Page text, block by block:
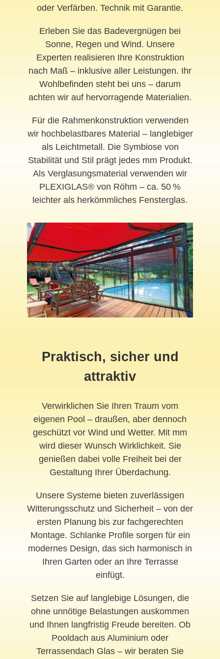
oder Verfärben. Technik mit Garantie.
Erleben Sie das Badevergnügen bei
Sonne, Regen und Wind. Unsere
Experten realisieren Ihre Konstruktion
nach Maß – inklusive aller Leistungen. Ihr
Wohlbefinden steht bei uns – darum
achten wir auf hervorragende Materialien.
Für die Rahmenkonstruktion verwenden
wir hochbelastbares Material – langlebiger
als Leichtmetall. Die Symbiose von
Stabilität und Stil prägt jedes mm Produkt.
Als Verglasungsmaterial verwenden wir
PLEXIGLAS® von Röhm – ca. 50 %
leichter als herkömmliches Fensterglas.
Praktisch, sicher und
attraktiv
Verwirklichen Sie Ihren Traum vom
eigenen Pool – draußen, aber dennoch
geschützt vor Wind und Wetter. Mit mm
wird dieser Wunsch Wirklichkeit. Sie
genießen dabei volle Freiheit bei der
Gestaltung Ihrer Überdachung.
Unsere Systeme bieten zuverlässigen
Witterungsschutz und Sicherheit – von der
ersten Planung bis zur fachgerechten
Montage. Schlanke Profile sorgen für ein
modernes Design, das sich harmonisch in
Ihren Garten oder an Ihre Terrasse
einfügt.
Setzen Sie auf langlebige Lösungen, die
ohne unnötige Belastungen auskommen
und Ihnen langfristig Freude bereiten. Ob
Pooldach aus Aluminium oder
Terrassendach Glas – wir beraten Sie